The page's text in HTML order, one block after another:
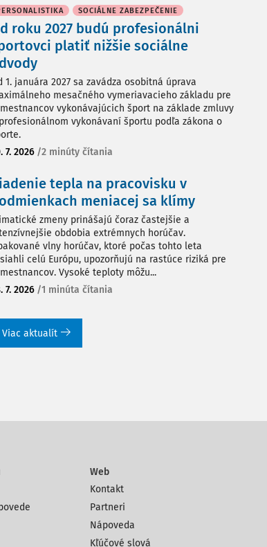
SOCIÁLNE ZABEZPEČENIE
roku 2027 budú profesionálni
platiť nižšie sociálne
1. januára 2027 sa zavádza osobitná úprava
mesačného vymeriavacieho základu pre
vykonávajúcich šport na základe zmluvy
vykonávaní športu podľa zákona o
7. 2026 /2 minúty čítania
tepla na pracovisku v
meniacej sa klímy
zmeny prinášajú čoraz častejšie a
obdobia extrémnych horúčav.
vlny horúčav, ktoré počas tohto leta
celú Európu, upozorňujú na rastúce riziká pre
Vysoké teploty môžu...
7. 2026 /1 minúta čítania
Viac aktualít
Web
Kontakt
Partneri
Nápoveda
Kľúčové slová